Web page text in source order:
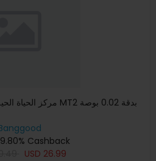
مركز الحياة الحية للدقة الصلب على مخرطة MT2 بدقة 0.02 بوصة
Cashback
USD 26.99